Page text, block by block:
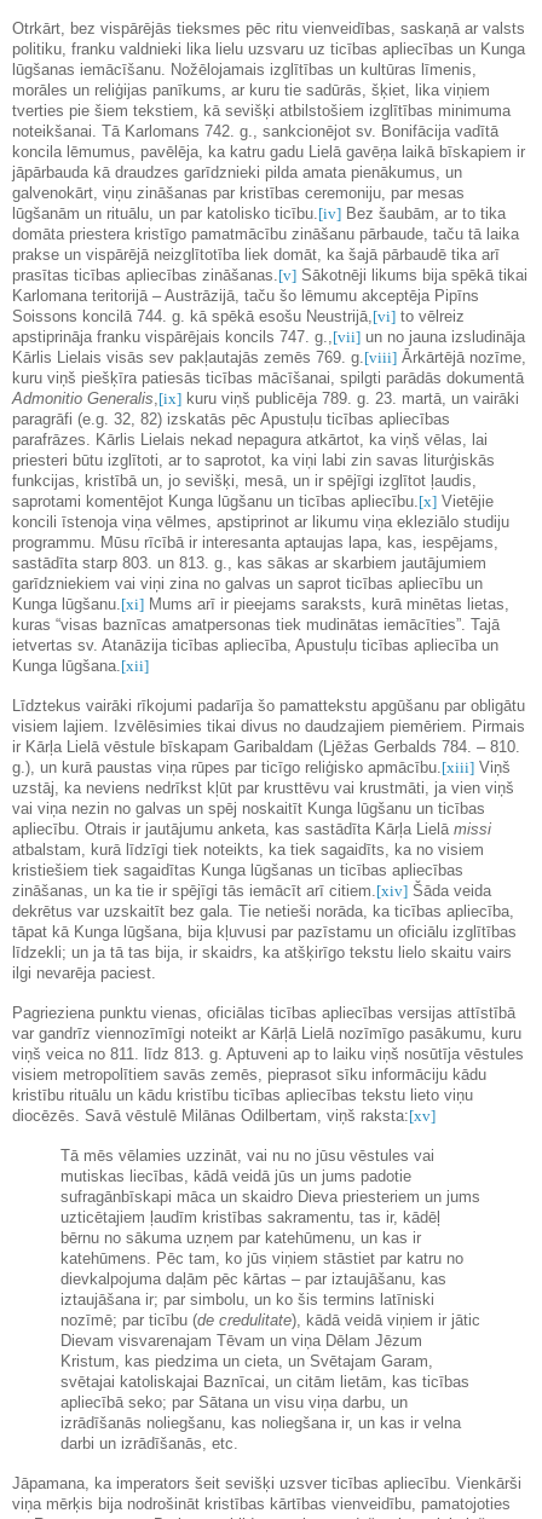
Otrkārt, bez vispārējās tieksmes pēc ritu vienveidības, saskaņā ar valsts
politiku, franku valdnieki lika lielu uzsvaru uz ticības apliecības un Kunga
lūgšanas iemācīšanu. Nožēlojamais izglītības un kultūras līmenis,
morāles un reliģijas panīkums, ar kuru tie sadūrās, šķiet, lika viņiem
tverties pie šiem tekstiem, kā sevišķi atbilstošiem izglītības minimuma
noteikšanai. Tā Karlomans 742. g., sankcionējot sv. Bonifācija vadītā
koncila lēmumus, pavēlēja, ka katru gadu Lielā gavēņa laikā bīskapiem ir
jāpārbauda kā draudzes garīdznieki pilda amata pienākumus, un
galvenokārt, viņu zināšanas par kristības ceremoniju, par mesas
lūgšanām un rituālu, un par katolisko ticību.[iv] Bez šaubām, ar to tika
domāta priestera kristīgo pamatmācību zināšanu pārbaude, taču tā laika
prakse un vispārējā neizglītotība liek domāt, ka šajā pārbaudē tika arī
prasītas ticības apliecības zināšanas.[v] Sākotnēji likums bija spēkā tikai
Karlomana teritorijā – Austrāzijā, taču šo lēmumu akceptēja Pipīns
Soissons koncilā 744. g. kā spēkā esošu Neustrijā,[vi] to vēlreiz
apstiprināja franku vispārējais koncils 747. g.,[vii] un no jauna izsludināja
Kārlis Lielais visās sev pakļautajās zemēs 769. g.[viii] Ārkārtējā nozīme,
kuru viņš piešķīra patiesās ticības mācīšanai, spilgti parādās dokumentā
Admonitio Generalis,[ix] kuru viņš publicēja 789. g. 23. martā, un vairāki
paragrāfi (e.g. 32, 82) izskatās pēc Apustuļu ticības apliecības
parafrāzes. Kārlis Lielais nekad nepagura atkārtot, ka viņš vēlas, lai
priesteri būtu izglītoti, ar to saprotot, ka viņi labi zin savas liturģiskās
funkcijas, kristībā un, jo sevišķi, mesā, un ir spējīgi izglītot ļaudis,
saprotami komentējot Kunga lūgšanu un ticības apliecību.[x] Vietējie
koncili īstenoja viņa vēlmes, apstiprinot ar likumu viņa ekleziālo studiju
programmu. Mūsu rīcībā ir interesanta aptaujas lapa, kas, iespējams,
sastādīta starp 803. un 813. g., kas sākas ar skarbiem jautājumiem
garīdzniekiem vai viņi zina no galvas un saprot ticības apliecību un
Kunga lūgšanu.[xi] Mums arī ir pieejams saraksts, kurā minētas lietas,
kuras “visas baznīcas amatpersonas tiek mudinātas iemācīties”. Tajā
ietvertas sv. Atanāzija ticības apliecība, Apustuļu ticības apliecība un
Kunga lūgšana.[xii]
Līdztekus vairāki rīkojumi padarīja šo pamattekstu apgūšanu par obligātu
visiem lajiem. Izvēlēsimies tikai divus no daudzajiem piemēriem. Pirmais
ir Kārļa Lielā vēstule bīskapam Garibaldam (Ljēžas Gerbalds 784. – 810.
g.), un kurā paustas viņa rūpes par ticīgo reliģisko apmācību.[xiii] Viņš
uzstāj, ka neviens nedrīkst kļūt par krusttēvu vai krustmāti, ja vien viņš
vai viņa nezin no galvas un spēj noskaitīt Kunga lūgšanu un ticības
apliecību. Otrais ir jautājumu anketa, kas sastādīta Kārļa Lielā missi
atbalstam, kurā līdzīgi tiek noteikts, ka tiek sagaidīts, ka no visiem
kristiešiem tiek sagaidītas Kunga lūgšanas un ticības apliecības
zināšanas, un ka tie ir spējīgi tās iemācīt arī citiem.[xiv] Šāda veida
dekrētus var uzskaitīt bez gala. Tie netieši norāda, ka ticības apliecība,
tāpat kā Kunga lūgšana, bija kļuvusi par pazīstamu un oficiālu izglītības
līdzekli; un ja tā tas bija, ir skaidrs, ka atšķirīgo tekstu lielo skaitu vairs
ilgi nevarēja paciest.
Pagrieziena punktu vienas, oficiālas ticības apliecības versijas attīstībā
var gandrīz viennozīmīgi noteikt ar Kārļā Lielā nozīmīgo pasākumu, kuru
viņš veica no 811. līdz 813. g. Aptuveni ap to laiku viņš nosūtīja vēstules
visiem metropolītiem savās zemēs, pieprasot sīku informāciju kādu
kristību rituālu un kādu kristību ticības apliecības tekstu lieto viņu
diocēzēs. Savā vēstulē Milānas Odilbertam, viņš raksta:[xv]
Tā mēs vēlamies uzzināt, vai nu no jūsu vēstules vai
mutiskas liecības, kādā veidā jūs un jums padotie
sufragānbīskapi māca un skaidro Dieva priesteriem un jums
uzticētajiem ļaudīm kristības sakramentu, tas ir, kādēļ
bērnu no sākuma uzņem par katehūmenu, un kas ir
katehūmens. Pēc tam, ko jūs viņiem stāstiet par katru no
dievkalpojuma daļām pēc kārtas – par iztaujāšanu, kas
iztaujāšana ir; par simbolu, un ko šis termins latīniski
nozīmē; par ticību (de credulitate), kādā veidā viņiem ir jātic
Dievam visvarenajam Tēvam un viņa Dēlam Jēzum
Kristum, kas piedzima un cieta, un Svētajam Garam,
svētajai katoliskajai Baznīcai, un citām lietām, kas ticības
apliecībā seko; par Sātana un visu viņa darbu, un
izrādīšanās noliegšanu, kas noliegšana ir, un kas ir velna
darbi un izrādīšanās, etc.
Jāpamana, ka imperators šeit sevišķi uzsver ticības apliecību. Vienkārši
viņa mērķis bija nodrošināt kristības kārtības vienveidību, pamatojoties